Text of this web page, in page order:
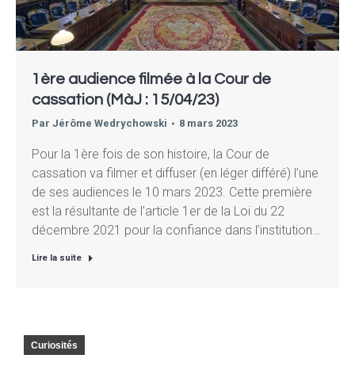
1ère audience filmée à la Cour de
cassation (MàJ : 15/04/23)
Par Jérôme Wedrychowski 8 mars 2023
Pour la 1ère fois de son histoire, la Cour de
cassation va filmer et diffuser (en léger différé) l’une
de ses audiences le 10 mars 2023. Cette première
est la résultante de l’article 1er de la Loi du 22
décembre 2021 pour la confiance dans l’institution…
Lire la suite
Curiosités